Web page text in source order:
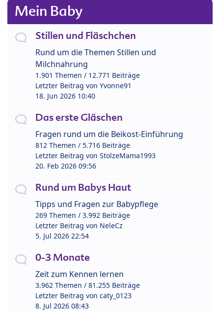
Mein Baby
Stillen und Fläschchen
Rund um die Themen Stillen und
Milchnahrung
1.901 Themen / 12.771 Beiträge
Letzter Beitrag von Yvonne91
18. Jun 2026 10:40
Das erste Gläschen
Fragen rund um die Beikost-Einführung
812 Themen / 5.716 Beiträge
Letzter Beitrag von StolzeMama1993
20. Feb 2026 09:56
Rund um Babys Haut
Tipps und Fragen zur Babypflege
269 Themen / 3.992 Beiträge
Letzter Beitrag von NeleCz
5. Jul 2026 22:54
0-3 Monate
Zeit zum Kennen lernen
3.962 Themen / 81.255 Beiträge
Letzter Beitrag von caty_0123
8. Jul 2026 08:43